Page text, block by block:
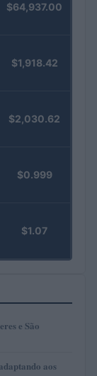
$64,937.00
$1,918.42
$2,030.62
$0.999
$1.07
e São
aos